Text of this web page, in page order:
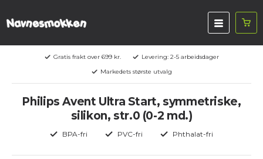
Gratis frakt over 699 kr.
Levering: 2-5 arbeidsdager
Markedets største utvalg
Philips Avent Ultra Start, symmetriske,
silikon, str.0 (0-2 md.)
BPA-fri PVC-fri Phthalat-fri